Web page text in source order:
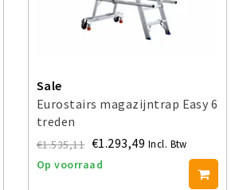
Sale
Eurostairs magazijntrap Easy 6
treden
€1.535,11 €1.293,49 Incl. Btw
Op voorraad